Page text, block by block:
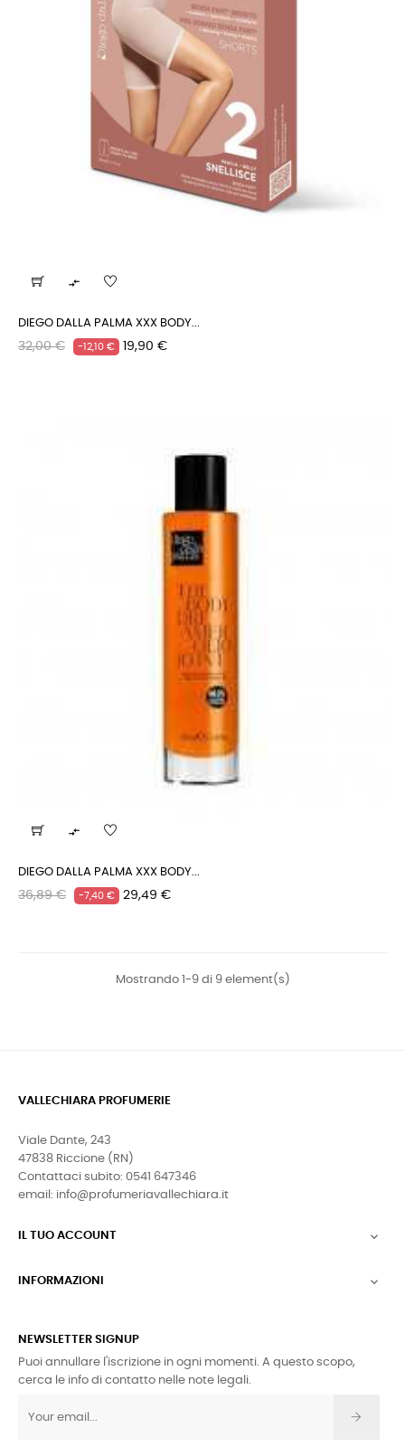

DIEGO DALLA PALMA XXX BODY...
Prezzo
32,00 € -12,10 € Prezzo
19,90 €

DIEGO DALLA PALMA XXX BODY...
Prezzo
36,89 € -7,40 € Prezzo
29,49 €
Mostrando 1-9 di 9 element(s)
VALLECHIARA PROFUMERIE
Viale Dante, 243
47838 Riccione (RN)
Contattaci subito: 0541 647346
email: info@profumeriavallechiara.it
IL TUO ACCOUNT 
INFORMAZIONI 
NEWSLETTER SIGNUP
Puoi annullare l'iscrizione in ogni momenti. A questo scopo,
cerca le info di contatto nelle note legali.